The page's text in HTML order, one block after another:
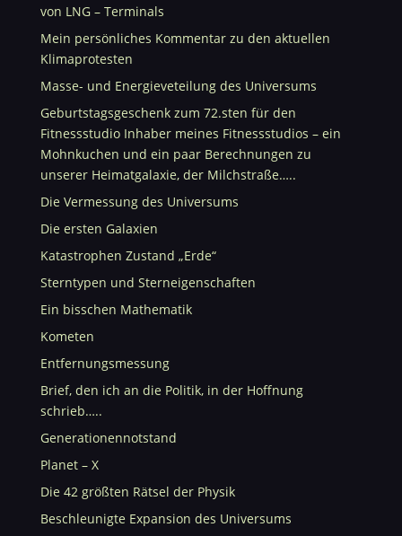
von LNG – Terminals
Mein persönliches Kommentar zu den aktuellen
Klimaprotesten
Masse- und Energieveteilung des Universums
Geburtstagsgeschenk zum 72.sten für den
Fitnessstudio Inhaber meines Fitnessstudios – ein
Mohnkuchen und ein paar Berechnungen zu
unserer Heimatgalaxie, der Milchstraße…..
Die Vermessung des Universums
Die ersten Galaxien
Katastrophen Zustand „Erde“
Sterntypen und Sterneigenschaften
Ein bisschen Mathematik
Kometen
Entfernungsmessung
Brief, den ich an die Politik, in der Hoffnung
schrieb…..
Generationennotstand
Planet – X
Die 42 größten Rätsel der Physik
Beschleunigte Expansion des Universums